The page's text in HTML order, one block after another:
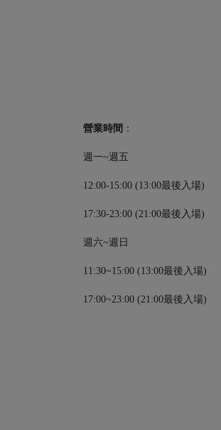
營業時間 ：
週一~週五
12:00-15:00 (13:00最後入場)
17:30-23:00 (21:00最後入場)
週六~週日
11:30~15:00 (13:00最後入場)
17:00~23:00 (21:00最後入場)